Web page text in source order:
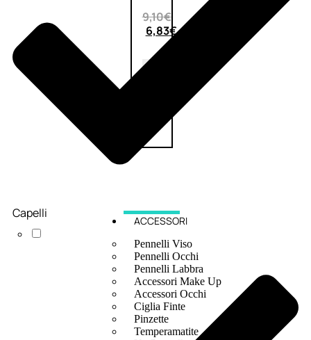
9,10€
6,83€
ESAURITO
ACCESSORI
Pennelli Viso
Pennelli Occhi
Pennelli Labbra
Accessori Make Up
Accessori Occhi
Ciglia Finte
Pinzette
Temperamatite
Capelli